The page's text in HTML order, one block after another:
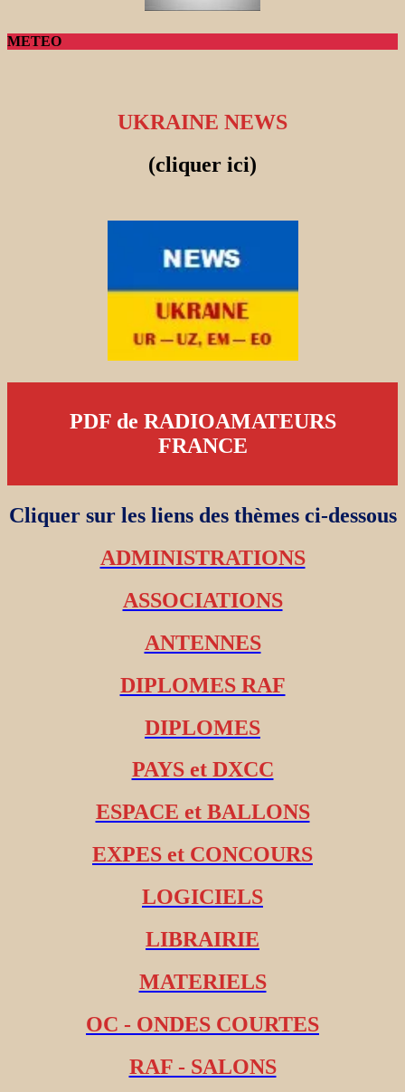
METEO
UKRAINE NEWS
(cliquer ici)
PDF de RADIOAMATEURS
FRANCE
Cliquer sur les liens des thèmes ci-dessous
ADMINISTRATIONS
ASSOCIATIONS
ANTENNES
DIPLOMES RAF
DIPLOMES
PAYS et DXCC
ESPACE et BALLONS
EXPES et CONCOURS
LOGICIELS
LIBRAIRIE
MATERIELS
OC - ONDES COURTES
RAF - SALONS